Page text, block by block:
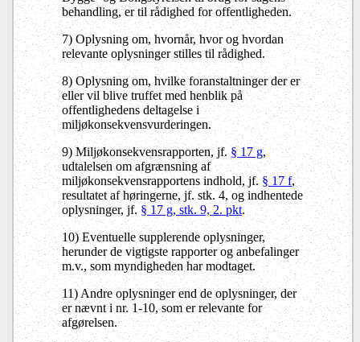
behandling, er til rådighed for offentligheden.
7) Oplysning om, hvornår, hvor og hvordan
relevante oplysninger stilles til rådighed.
8) Oplysning om, hvilke foranstaltninger der er
eller vil blive truffet med henblik på
offentlighedens deltagelse i
miljøkonsekvensvurderingen.
9) Miljøkonsekvensrapporten, jf. § 17 g,
udtalelsen om afgrænsning af
miljøkonsekvensrapportens indhold, jf.§ 17 f,
resultatet af høringerne, jf. stk. 4, og indhentede
oplysninger, jf. § 17 g, stk. 9, 2. pkt.
10) Eventuelle supplerende oplysninger,
herunder de vigtigste rapporter og anbefalinger
m.v., som myndigheden har modtaget.
11) Andre oplysninger end de oplysninger, der
er nævnt i nr. 1-10, som er relevante for
afgørelsen.